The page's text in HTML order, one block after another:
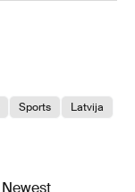
Sports
Latvija